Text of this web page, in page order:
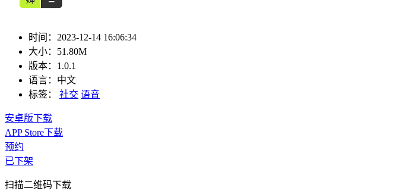
时间： 2023-12-14 16:06:34
大小： 51.80M
版本： 1.0.1
语言： 中文
标签：
社交 语音
安卓版下载
APP Store下载
预约
已下架
扫描二维码下载